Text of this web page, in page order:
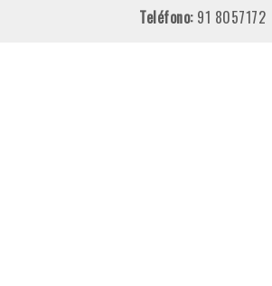
Teléfono: 91 8057172